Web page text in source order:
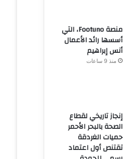
منصة Footuno، التي
أسسها رائد الأعمال
أنس إبراهيم
منذ 9 ساعات
إنجاز تاريخي لقطاع
الصحة بالبحر الأحمر
حميات الغردقة
تقتنص أول اعتماد